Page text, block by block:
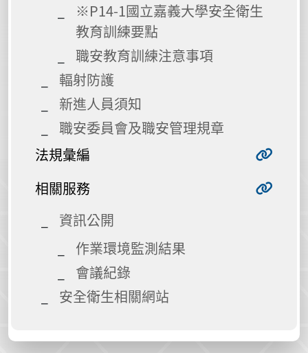
※P14-1國立嘉義大學安全衛生
教育訓練要點
職安教育訓練注意事項
輻射防護
新進人員須知
職安委員會及職安管理規章
法規彙編
相關服務
資訊公開
作業環境監測結果
會議紀錄
安全衛生相關網站